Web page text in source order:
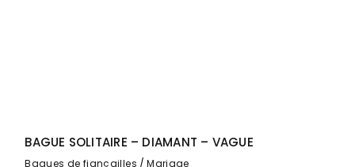
BAGUE SOLITAIRE – DIAMANT – VAGUE
Bagues de fiançailles Mariage